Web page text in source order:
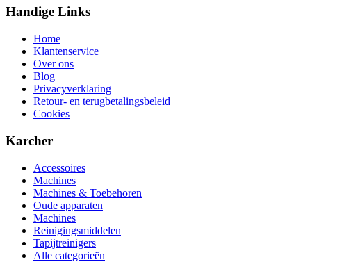
Handige Links
Home
Klantenservice
Over ons
Blog
Privacyverklaring
Retour- en terugbetalingsbeleid
Cookies
Karcher
Accessoires
Machines
Machines & Toebehoren
Oude apparaten
Machines
Reinigingsmiddelen
Tapijtreinigers
Alle categorieën